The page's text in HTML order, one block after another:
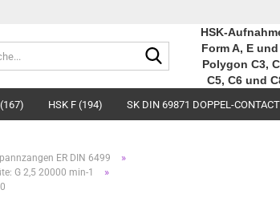
Suche...
HSK-
Form A, E und
Polygon C3,
C5, C6 und
HSK F (194) SK DIN 69871 DOPPEL-
ER DIN 6499 »
G 2,5 20000 min-1 »